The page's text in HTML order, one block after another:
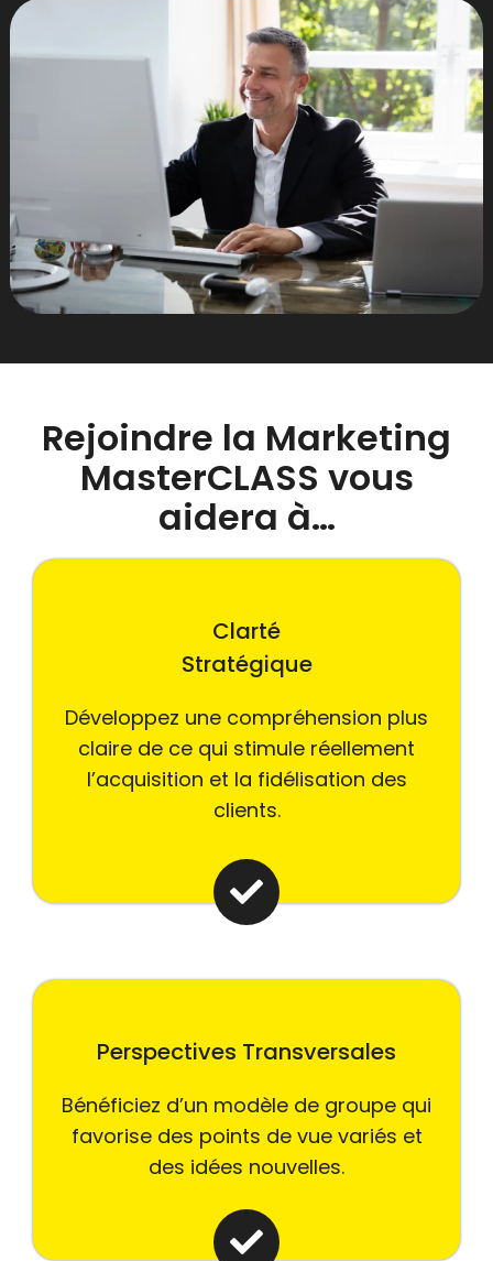
Rejoindre la Marketing
MasterCLASS vous
aidera à…
Clarté
Stratégique
Développez une compréhension plus
claire de ce qui stimule réellement
l’acquisition et la fidélisation des
clients.
Perspectives Transversales
Bénéficiez d’un modèle de groupe qui
favorise des points de vue variés et
des idées nouvelles.